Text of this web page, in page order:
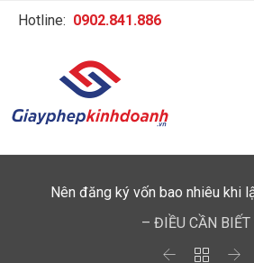
Hotline: 0902.841.886
Nên đăng ký vốn bao nhiêu khi
– ĐIỀU CẦN BIẾT
  